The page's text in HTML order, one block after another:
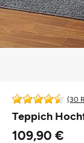
(30
Teppich
109,90 €